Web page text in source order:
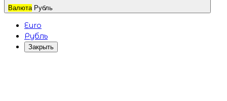
Валюта Рубль
Euro
Рубль
Закрыть